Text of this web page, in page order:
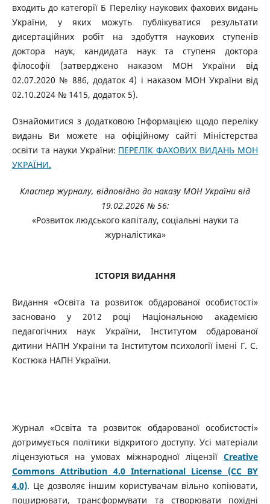
входить до категорії Б Переліку наукових фахових видань
України, у яких можуть публікуватися результати
дисертаційних робіт на здобуття наукових ступенів
доктора наук, кандидата наук та ступеня доктора
філософії (затверджено наказом МОН України від
02.07.2020 № 886, додаток 4) і наказом МОН України від
02.10.2024 № 1415, додаток 5).
Ознайомитися з додатковою Інформацією щодо переліку
видань Ви можете на офіційному сайті Міністерства
освіти та науки України: ПЕРЕЛІК ФАХОВИХ ВИДАНЬ МОН
УКРАЇНИ.
Кластер журналу, відповідно до наказу МОН України від
19.02.2026 № 56:
«Розвиток людського капіталу, соціальні науки та
журналістика»
ІСТОРІЯ ВИДАННЯ
Видання «Освіта та розвиток обдарованої особистості»
засновано у 2012 році Національною академією
педагогічних наук України, Інститутом обдарованої
дитини НАПН України та Інститутом психології імені Г. С.
Костюка НАПН України.
Журнал «Освіта та розвиток обдарованої особистості»
дотримується політики відкритого доступу. Усі матеріали
ліцензуються на умовах міжнародної ліцензіїCreative
Commons Attribution 4.0 International License (CC BY
4.0). Це дозволяє іншим користувачам вільно копіювати,
поширювати, трансформувати та створювати похідні